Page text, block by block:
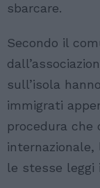
sbarcare.
Secondo il
sull’isola
immigrati
procedura
le stesse leggi